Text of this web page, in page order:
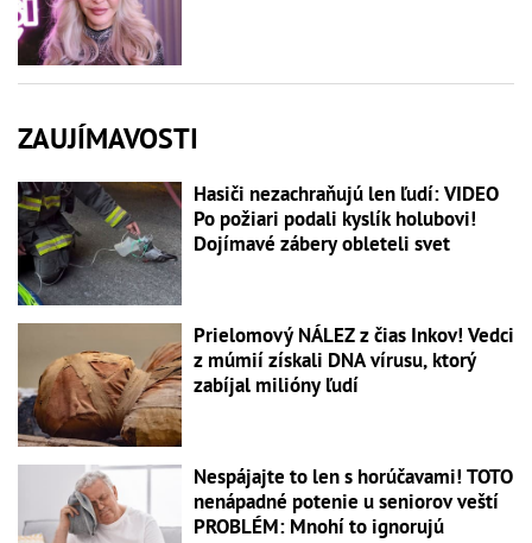
ZAUJÍMAVOSTI
Hasiči nezachraňujú len ľudí: VIDEO
Po požiari podali kyslík holubovi!
Dojímavé zábery obleteli svet
Prielomový NÁLEZ z čias Inkov! Vedci
z múmií získali DNA vírusu, ktorý
zabíjal milióny ľudí
Nespájajte to len s horúčavami! TOTO
nenápadné potenie u seniorov veští
PROBLÉM: Mnohí to ignorujú